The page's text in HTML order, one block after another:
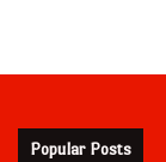
Popular Posts